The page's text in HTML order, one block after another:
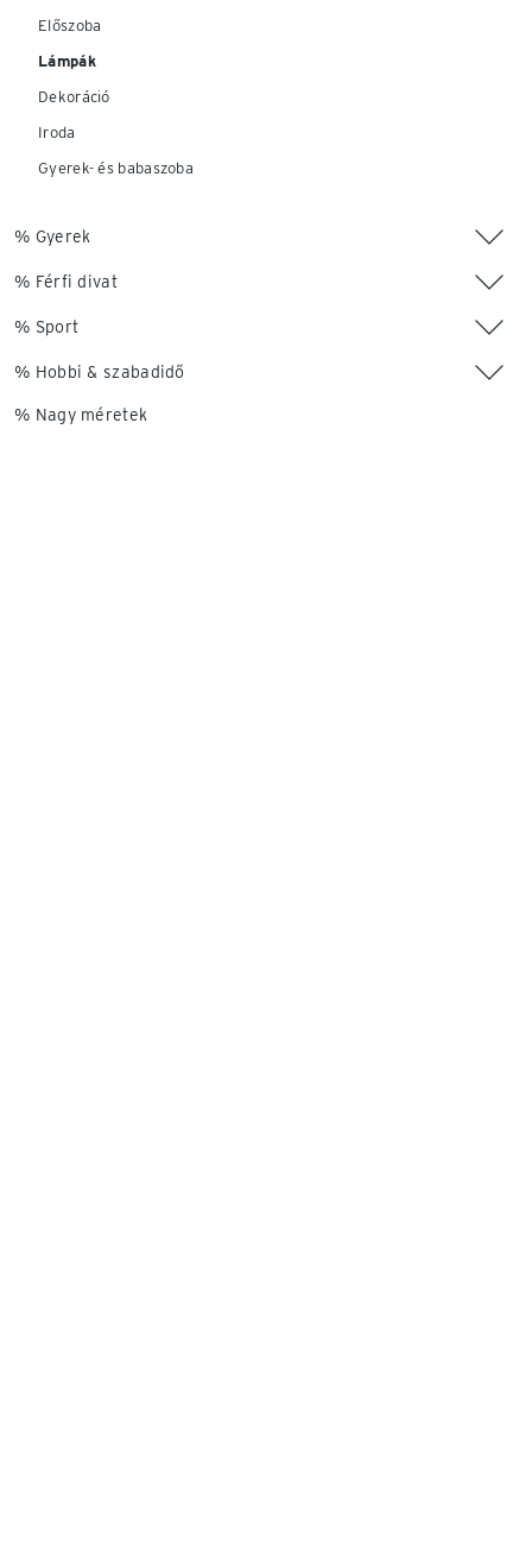
Előszoba
Lámpák
Dekoráció
Iroda
Gyerek- és babaszoba
% Gyerek
% Férfi divat
% Sport
% Hobbi & szabadidő
% Nagy méretek